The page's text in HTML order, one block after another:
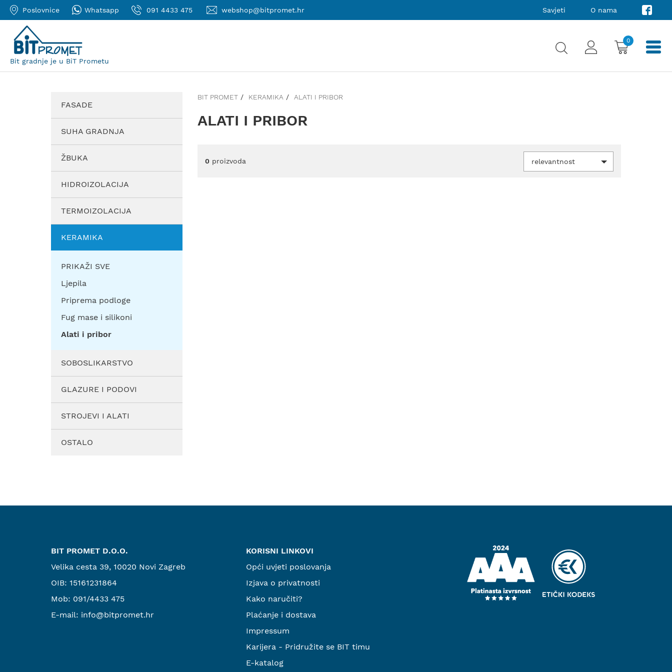
Poslovnice Whatsapp 091 4433 475 webshop@bitpromet.hr Savjeti O nama
Bit gradnje je u BiT Prometu
0
FASADE
SUHA GRADNJA
ŽBUKA
HIDROIZOLACIJA
TERMOIZOLACIJA
KERAMIKA
PRIKAŽI SVE
Ljepila
Priprema podloge
Fug mase i silikoni
Alati i pribor
SOBOSLIKARSTVO
GLAZURE I PODOVI
STROJEVI I ALATI
OSTALO
BIT PROMET KERAMIKA ALATI I PRIBOR
ALATI I PRIBOR
0proizvoda relevantnost
BIT PROMET D.O.O.
Velika cesta 39, 10020 Novi Zagreb
OIB: 15161231864
Mob: 091/4433 475
E-mail: info@bitpromet.hr
KORISNI LINKOVI
Opći uvjeti poslovanja
Izjava o privatnosti
Kako naručiti?
Plaćanje i dostava
Impressum
Karijera - Pridružite se BIT timu
E-katalog